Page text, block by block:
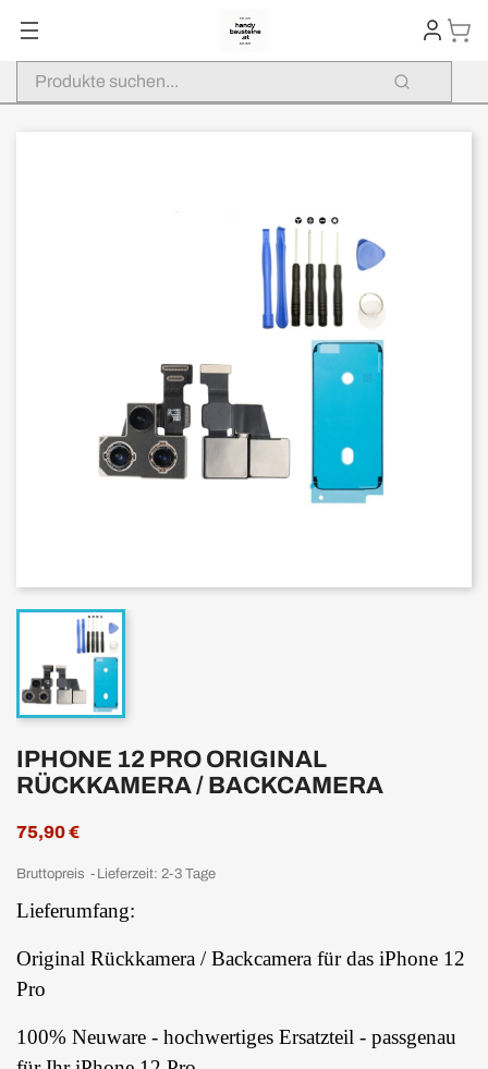
IPHONE 12 PRO ORIGINAL
RÜCKKAMERA / BACKCAMERA
75,90 €
Bruttopreis Lieferzeit: 2-3 Tage
Lieferumfang:
Original Rückkamera / Backcamera für das iPhone 12
Pro
100% Neuware - hochwertiges Ersatzteil - passgenau